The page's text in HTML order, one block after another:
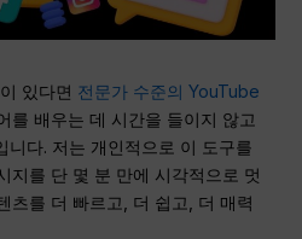
있다면 전문가 수준의 YouTube
를 배우는 데 시간을 들이지 않고
니다. 저는 개인적으로 이 도구를
지를 단 몇 분 만에 시각적으로 멋
츠를 더 빠르고, 더 쉽고, 더 매력